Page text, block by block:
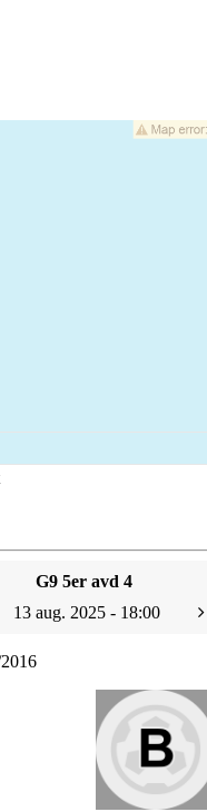
G9 5er avd 4
13 aug. 2025 - 18:00